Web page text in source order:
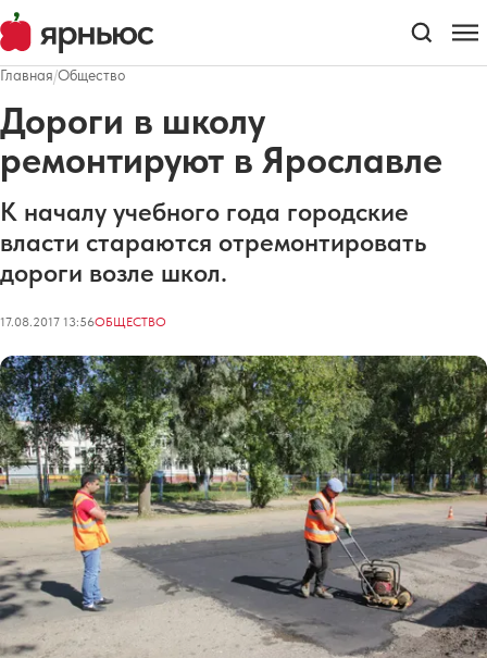
Главная/Общество
Дороги в школу
ремонтируют в Ярославле
К началу учебного года городские
власти стараются отремонтировать
дороги возле школ.
17.08.2017 13:56ОБЩЕСТВО